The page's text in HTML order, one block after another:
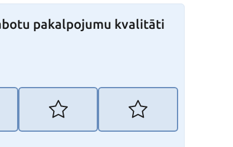
pakalpojumu kvalitāti